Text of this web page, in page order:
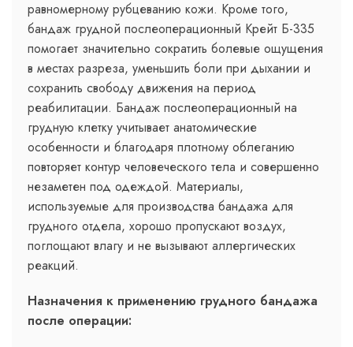
равномерному рубцеванию кожи. Кроме того,
бандаж грудной послеоперационный Крейт Б-335
помогает значительно сократить болевые ощущения
в местах разреза, уменьшить боли при дыхании и
сохранить свободу движения на период
реабилитации. Бандаж послеоперационный на
грудную клетку учитывает анатомические
особенности и благодаря плотному облеганию
повторяет контур человеческого тела и совершенно
незаметен под одеждой. Материалы,
используемые для производства бандажа для
грудного отдела, хорошо пропускают воздух,
поглощают влагу и не вызывают аллергических
реакций.
Назначения к применению грудного бандажа
после операции: